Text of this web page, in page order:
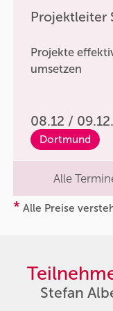
Projektleiter
Projekte
umsetzen
08.12 /
Dortmund
Alle
* Alle Preise
Stefan